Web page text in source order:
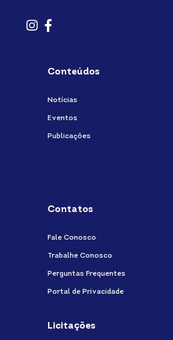
Conteúdos
Notícias
Eventos
Publicações
Contatos
Fale Conosco
Trabalhe Conosco
Perguntas Frequentes
Portal de Privacidade
Licitações